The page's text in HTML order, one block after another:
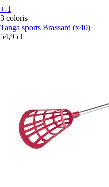
+-1
3 coloris
Tanga sports Brassard (x40)
54,95 €